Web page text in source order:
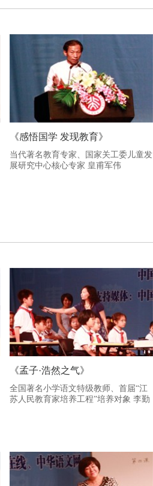
《感悟国学 发现教育》
当代著名教育专家、国家关工委儿童发
展研究中心核心专家 皇甫军伟
《孟子·浩然之气》
全国著名小学语文特级教师、首届“江
苏人民教育家培养工程”培养对象 李勤